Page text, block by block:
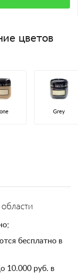
цветов
Grey
бесплатно в
10.000 руб. в